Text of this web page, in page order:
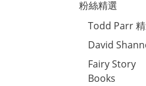
粉絲精選
Todd Parr
David
Fairy Story
Books